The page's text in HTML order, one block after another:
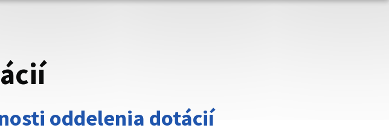
oddelenia dotácií